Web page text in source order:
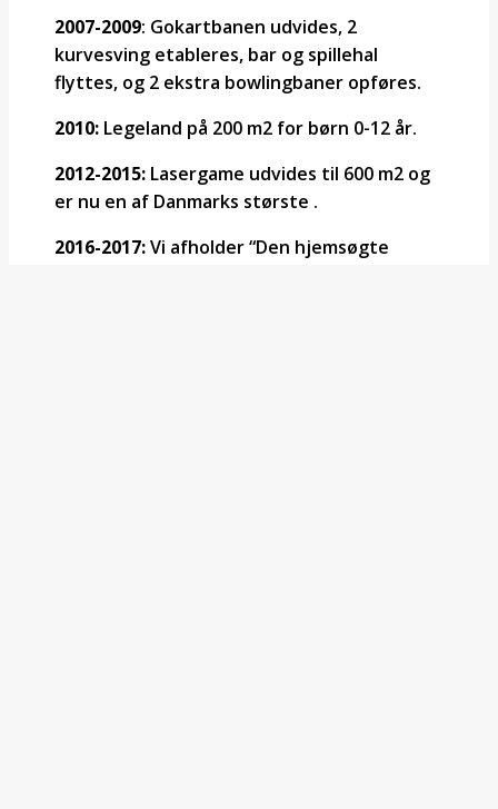
2007-2009: Gokartbanen udvides, 2
kurvesving etableres, bar og spillehal
flyttes, og 2 ekstra bowlingbaner opføres.
2010: Legeland på 200 m2 for børn 0-12 år.
2012-2015: Lasergame udvides til 600 m2 og
er nu en af Danmarks største .
2016-2017:Vi afholder “Den hjemsøgte